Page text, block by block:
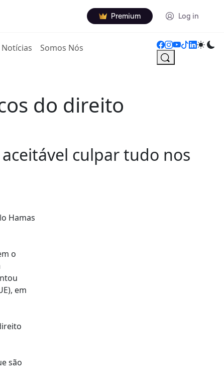
Premium Log in
Notícias Somos Nós
do direito
culpar tudo nos
Hamas
o
em
são